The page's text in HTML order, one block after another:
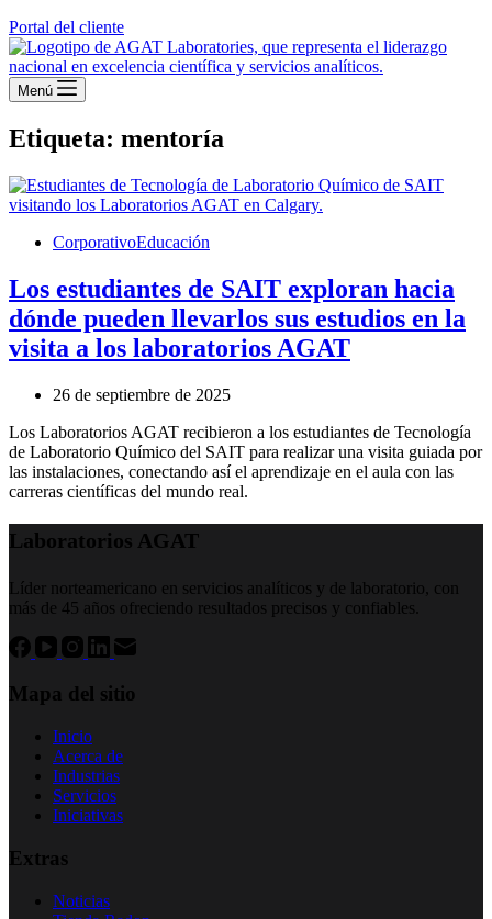
Portal del cliente
Menú
Etiqueta: mentoría
CorporativoEducación
Los estudiantes de SAIT exploran hacia
dónde pueden llevarlos sus estudios en la
visita a los laboratorios AGAT
26 de septiembre de 2025
Los Laboratorios AGAT recibieron a los estudiantes de Tecnología
de Laboratorio Químico del SAIT para realizar una visita guiada por
las instalaciones, conectando así el aprendizaje en el aula con las
carreras científicas del mundo real.
Laboratorios AGAT
Líder norteamericano en servicios analíticos y de laboratorio, con
más de 45 años ofreciendo resultados precisos y confiables.
Mapa del sitio
Inicio
Acerca de
Industrias
Servicios
Iniciativas
Extras
Noticias